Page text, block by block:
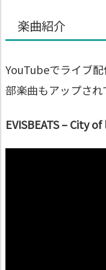
楽曲紹介
YouTubeでライブ
部楽曲もアップされ
EVISBEATS – City